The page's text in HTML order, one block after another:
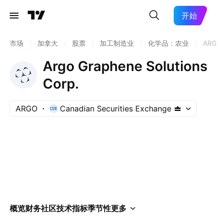
开始
市场 加拿大 股票 加工制造业 化学品：农业
Argo Graphene Solutions
Corp.
ARGO Canadian Securities Exchange
概览财务社区技术指标季节性更多